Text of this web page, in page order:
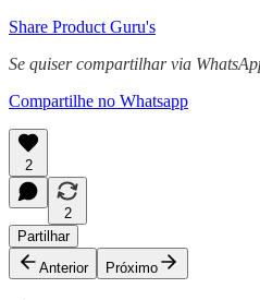
Share Product Guru's
Se quiser compartilhar via
Compartilhe no Whatsapp
2
2
Partilhar
Anterior
Próximo